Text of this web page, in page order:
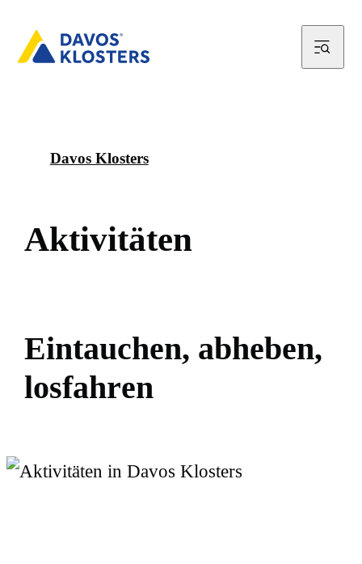
Davos Klosters
Aktivitäten
Eintauchen, abheben,
losfahren